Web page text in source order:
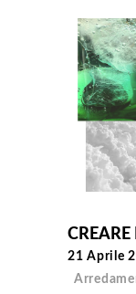
CREARE
21 Aprile